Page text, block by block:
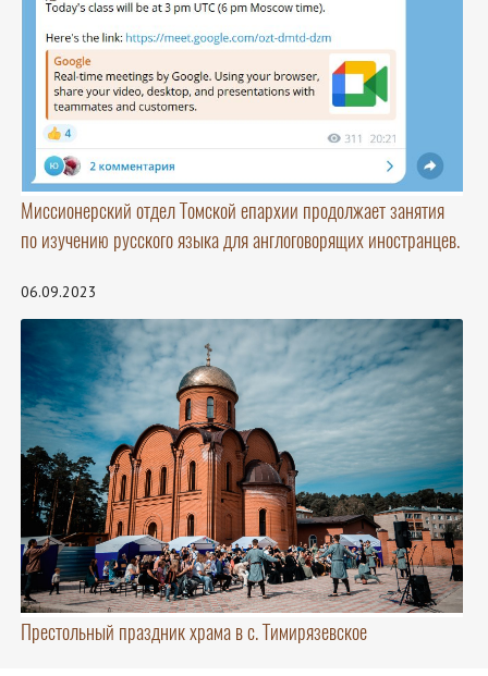
Миссионерский отдел Томской епархии продолжает занятия
по изучению русского языка для англоговорящих иностранцев.
06.09.2023
Престольный праздник храма в с. Тимирязевское